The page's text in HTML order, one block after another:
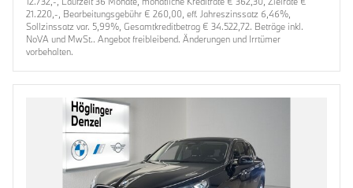
21.220,-, Bearbeitungsgebühr € 260,00, eff. Jahreszinssatz 6,46%,
Sollzinssatz var. 5,99%, Gesamtkreditbetrag € 34.522,72. Beträge inkl.
NoVA und MwSt.. Angebot freibleibend. Änderungen und Irrtümer
vorbehalten.